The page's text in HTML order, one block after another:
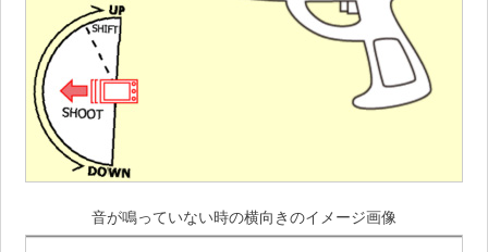
音が鳴っていない時の横向きのイメージ画像